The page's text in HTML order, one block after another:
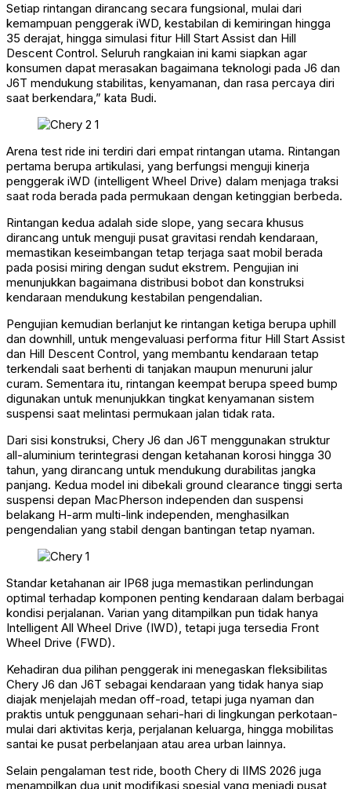
Setiap rintangan dirancang secara fungsional, mulai dari
kemampuan penggerak iWD, kestabilan di kemiringan hingga
35 derajat, hingga simulasi fitur Hill Start Assist dan Hill
Descent Control. Seluruh rangkaian ini kami siapkan agar
konsumen dapat merasakan bagaimana teknologi pada J6 dan
J6T mendukung stabilitas, kenyamanan, dan rasa percaya diri
saat berkendara,” kata Budi.
Arena test ride ini terdiri dari empat rintangan utama. Rintangan
pertama berupa artikulasi, yang berfungsi menguji kinerja
penggerak iWD (intelligent Wheel Drive) dalam menjaga traksi
saat roda berada pada permukaan dengan ketinggian berbeda.
Rintangan kedua adalah side slope, yang secara khusus
dirancang untuk menguji pusat gravitasi rendah kendaraan,
memastikan keseimbangan tetap terjaga saat mobil berada
pada posisi miring dengan sudut ekstrem. Pengujian ini
menunjukkan bagaimana distribusi bobot dan konstruksi
kendaraan mendukung kestabilan pengendalian.
Pengujian kemudian berlanjut ke rintangan ketiga berupa uphill
dan downhill, untuk mengevaluasi performa fitur Hill Start Assist
dan Hill Descent Control, yang membantu kendaraan tetap
terkendali saat berhenti di tanjakan maupun menuruni jalur
curam. Sementara itu, rintangan keempat berupa speed bump
digunakan untuk menunjukkan tingkat kenyamanan sistem
suspensi saat melintasi permukaan jalan tidak rata.
Dari sisi konstruksi, Chery J6 dan J6T menggunakan struktur
all-aluminium terintegrasi dengan ketahanan korosi hingga 30
tahun, yang dirancang untuk mendukung durabilitas jangka
panjang. Kedua model ini dibekali ground clearance tinggi serta
suspensi depan MacPherson independen dan suspensi
belakang H-arm multi-link independen, menghasilkan
pengendalian yang stabil dengan bantingan tetap nyaman.
Standar ketahanan air IP68 juga memastikan perlindungan
optimal terhadap komponen penting kendaraan dalam berbagai
kondisi perjalanan. Varian yang ditampilkan pun tidak hanya
Intelligent All Wheel Drive (IWD), tetapi juga tersedia Front
Wheel Drive (FWD).
Kehadiran dua pilihan penggerak ini menegaskan fleksibilitas
Chery J6 dan J6T sebagai kendaraan yang tidak hanya siap
diajak menjelajah medan off-road, tetapi juga nyaman dan
praktis untuk penggunaan sehari-hari di lingkungan perkotaan-
mulai dari aktivitas kerja, perjalanan keluarga, hingga mobilitas
santai ke pusat perbelanjaan atau area urban lainnya.
Selain pengalaman test ride, booth Chery di IIMS 2026 juga
menampilkan dua unit modifikasi spesial yang menjadi pusat